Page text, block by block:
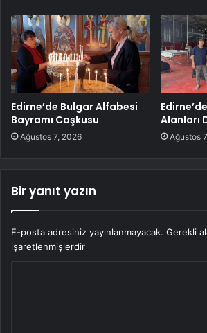
Edirne’de Bulgar Alfabesi
Bayramı Coşkusu
Ağustos 7, 2026
Alanları
Ağustos
Bir yanıt yazın
E-posta adresiniz yayınlanmayacak. Gerekli
işaretlenmişlerdir